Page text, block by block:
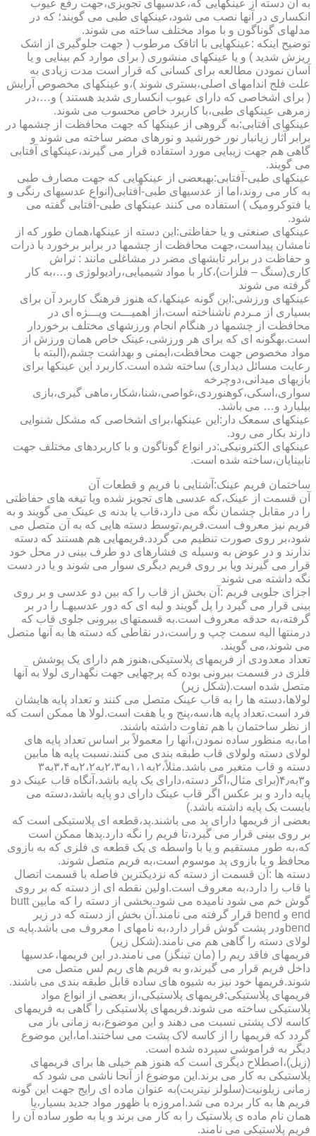
به آن دسته از عینکهایی که،عدسیهای تجویزی،جهت رفع عیوب
انکساری در آنها نصب می شود،عینکهای طبی می گویند؛ که در
مدلهای گوناگون و با مواد مختلف ساخته می شوند.
توضیح اینکه :عینکهایی با اتاقک مرطوب ( جهت جلوگیری از اشک
ریزش شدید ) و یا عینکهای منشوری ( برای موارد کم بینایی و یا
آسان نمودن مطالعه برای کسانی که قرار است مدت زیادی به
علت فلج اندامهای اصلی،بستری شوند )،و عینکهای مخصوص آرایش
( برای اشخاصی که دارای عیوب انکساری شدید هستند ) و…،در
زمره­ی عینکهای طبی،با کاربرد خاص محسوب می شوند.
عینکهای آفتابی:به گروهی از عینکها که جهت محافظت از چشمها در
برابر آثار زیانبار نور خورشید و نورهای مضر ساخته می شوند و
گاهی هم جهت زیبایی مورد استفاده قرار می گیرند،عینکهای آفتابی
می گویند.
عینکهای طبی-آفتابی:به­بعضی از عینکهایی که جهت مصارف طبی
به کار می روند،اما از عدسیهای طبی-آفتابی(انواع عدسیهای رنگی و
یا فتوکرومیک ) استفاده می کنند عینکهای طبی-آفتابی گفته می
شود.
عینکهای صنعتی و یا حفاظتی:این دسته از عینکها،همان طور که از
نامشان پیداست،جهت محافظت از چشمها در برابر برخورد با ذرات
و حفاظت در برابر تابشهای مضر در مشاغلی مانند : تراش
کاری(سنگ – فلزات)،کار با مواد شیمیایی،رادیولوژی و…،به کار
گرفته می شوند
عینکهای ورزشی:این گونه عینکها،که هنوز فرهنگ کاربرد آن برای
بسیاری از مـردم ناشناخته است،از اهمیـــت ویـــژه ای در
محافظت از چشمها در هنگام انجام ورزشهای مختلف برخوردار
است.به­گونه ای که برای هر ورزشی،عینک خاص همان ورزش از
مواد مخصوص جهت محافظت،ایمنی و بهداشت چشم،(البته با
رعایت مسائل دیداری) ساخته شده است.کاربرد این عینکها برای
بازیهای میدانی،دوچرخه
سواری،اسکی،کوهنوردی،غواصی،شنا،شکار،ماهی گیری،بازی
بیلیارد و… می باشد.
عینکهای سمعک دار:این عینکها،برای اشخاصی که مشکل شنوایی
دارند بکار می رود.
عینکهای الکترونیکی:در انواع گوناگون و با کاربردهای مختلف جهت
نابینایان،ساخته شده است.
ساختمان فریم عینک:آشنایی با فریم و قطعات آن
آن قسمت از عینک،که عدسی های تجویز شده ویا تیغه های حفاظتی
را در مقابل چشمان نگه می دارد،قاب یا بدنه ی عینک می گویند و به
فریم نیز معروف است.فریم،توسط دسته هایی که به آن متصل می
شود،بر روی صورت تنظیم می گردد.فریمهایی هم هستند که دسته
ندارند و در عوض به وسیله ی فشارهای دو طرف بینی در محل خود
قرار می گیرند ویا بر روی فریم دیگری سوار می شوند و یا در دست
نگه داشته می شوند
اجزای جلویی فریم :آن بخش از قاب را که بین دو عدسی و بر روی
بینی قرار می گیرد را پل گویند و لبه ای که دور عدسیهـا را در بر
گرفته،به حدقه معروف است.به قسمتهای بیرونی جلوی قاب که
درمنتها الیه سمت چپ و راست،در نقاطی که دسته ها به آنها متصل
می شوند،می گویند.
تعداد معدودی از فریمهای پلاستیکی،هنوز هم دارای یک پوشش
فلزی در قسمت بیرونی بوده که پرچهایی جهت نگهداری لولا به آنها
متصل شده است.(شکل زیر)
لولاها،دسته ها را به قاب عینک متصل می کنند و تعداد پایه هایشان
فرد است.تعداد پایه ها،سه،پنج و یا هفت است.لولا ها ممکن است که
از نظر ساختمان با هم تفاوت داشته باشند.
اما،به منظور ساده نمودن،آنها را معمولاً بر اساس تعداد پایه های
لولای دسته ولولای قاب طبقه بندی می کنند.نسبت پایه ها مابین
دسته و قاب متغیر می باشد.مثلاً،۲به۱،۱به۲،۳به۲،۲به۳،۴به۳
و۳به۴٫(برای مثال،اگر دسته،دارای یک پایه باشد،آنگاه قاب عینک دو
پایه دارد و بر عکس اگر قاب عینک دارای دو پایه باشد،دسته می
بایست یک پایه داشته باشد.)
بعضی از فریمها دارای پد می باشند.پد،قطعه ای پلاستیکی است که
بر روی بینی قرار می گیرد،تا فریم را نگه دارد.پدها ممکن است
که،به طور مستقیم و یا با واسطه ی یک قطعه ی فلزی که به بازوی
محافظ و یا بازوی پد موسوم است،به فریم متصل شوند.
دسته ها :آن قسمت از دسته که نزدیکترین فاصله با قسمت اتصال
با قاب را دارد،به معروف است.اولین نقطه ای از دسته که بر روی
گوش خم می شود نامیده می شود.بخشی از دسته را که مابین butt
end و bend قرار گرفته می نامند.آن بخش از دسته که در زیر
bendودر پشت گوش قرار دارد،به نامهای l معروف می باشد.پایه ی
لولای دسته را گاهی هم می نامند.(شکل زیر)
فریمهای فاقد ریم را (مان تینگز) می نامند.در این فریمها،عدسیها
داخل فریم قرار می گیرند،و به فریم های ریم لس متصل می
شوند.فریمها خود نیز به شیوه های ساده قابل طبقه بندی می باشند.
فریمهای پلاستیکی:فریمهای پلاستیکی،از بعضی از انواع مواد
پلاستیکی ساخته می شوند.فریمهای پلاستیکی را گاهی به فریمهای
کاسه لاک پشتی نسبت می دهند و این موضوع،به زمانی باز می
گردد که فریمها را از کاسه لاک پشت می ساختند.اما،این موضوع
دیگر به فراموشی سپرده شده است.
(زیل)،اصطلاح دیگری است که هنوز هم خیلی ها برای فریمهای
پلاستیکی به کار می برند.این موضوع از آنجا ناشی می شود که
زمانی زیلونیت(سلولز نیتریت)به عنوان ماده ای رایج جهت این گونه
فریم ها به کار برده می شد.امروزه با ظهور مواد جدید بسیار،یا
همان نام ماده ی پلاستیک را به کار می برند و یا به طور ساده آن را
فریم پلاستیکی می نامند.